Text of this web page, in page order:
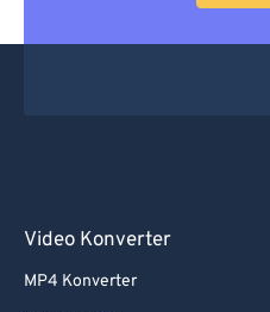
Video Konverter
MP4 Konverter